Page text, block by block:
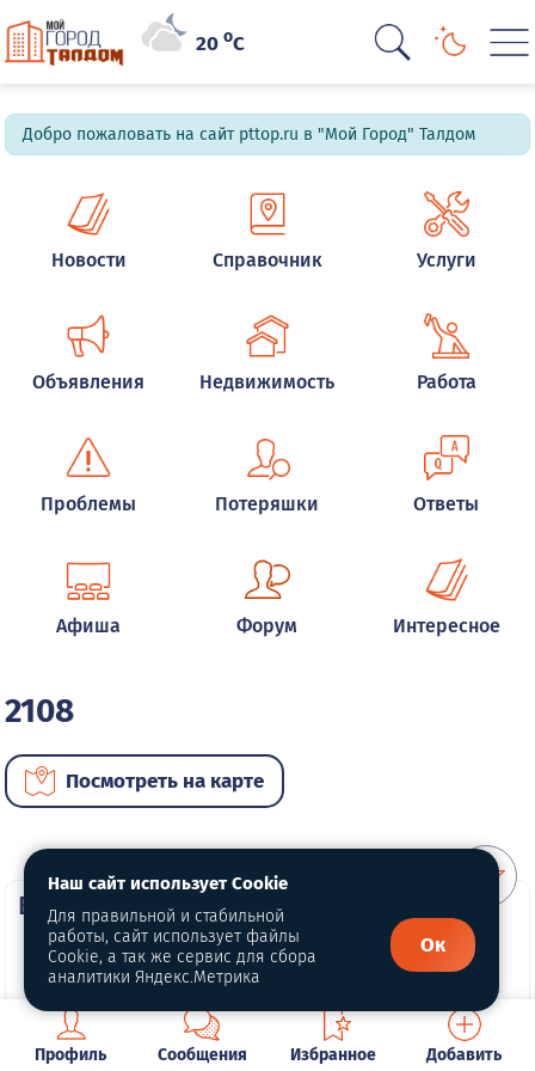
20oC
Добро пожаловать на сайт pttop.ru в "Мой Город" Талдом
Новости Справочник Услуги
Объявления Недвижимость Работа
Проблемы Потеряшки Ответы
Афиша Форум Интересное
2108
Посмотреть на карте
ВИП автомобили
Профиль Сообщения Избранное Добавить
Наш сайт использует Cookie
Для правильной и стабильной
работы, сайт использует файлы
Cookie, а так же сервис для сбора
аналитики Яндекс.Метрика
Ок